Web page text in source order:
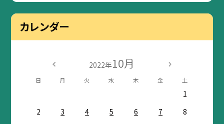
カレンダー
2022年10月
日 月 火 水 木 金 土
1
2
3 4 5 6 7
8